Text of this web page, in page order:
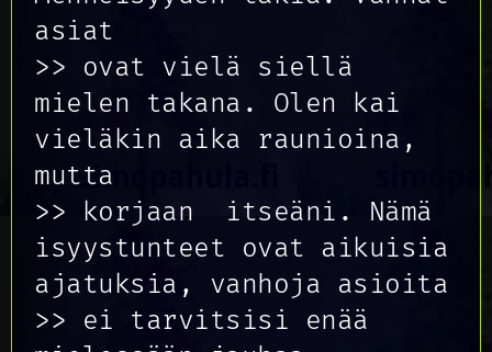
asiat
>> ovat vielä siellä
mielen takana. Olen kai
vieläkin aika raunioina,
mutta
>> korjaan itseäni. Nämä
isyystunteet ovat aikuisia
ajatuksia, vanhoja asioita
>> ei tarvitsisi enää